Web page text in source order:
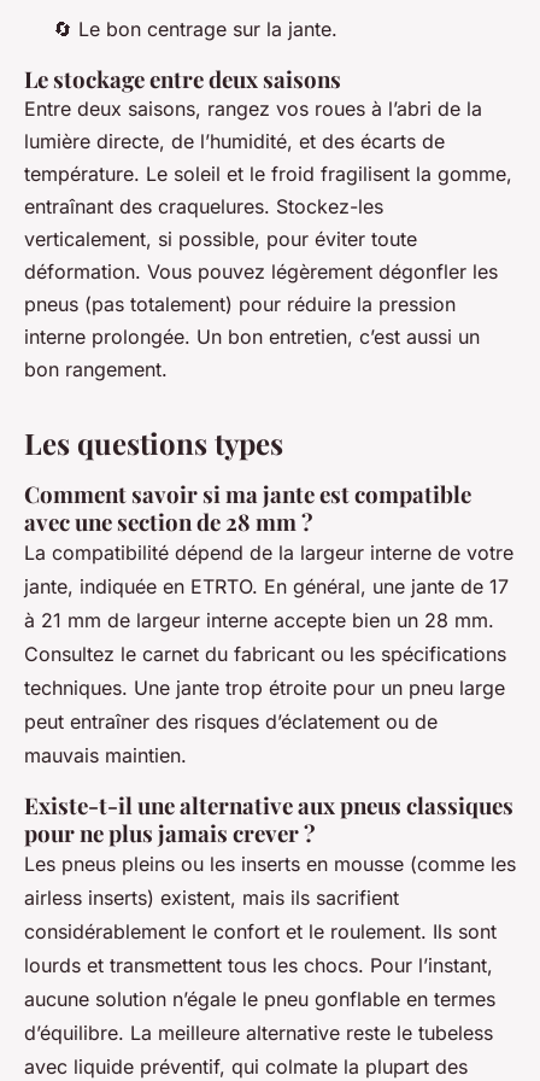
🔄 Le bon centrage sur la jante.
Le stockage entre deux saisons
Entre deux saisons, rangez vos roues à l’abri de la
lumière directe, de l’humidité, et des écarts de
température. Le soleil et le froid fragilisent la gomme,
entraînant des craquelures. Stockez-les
verticalement, si possible, pour éviter toute
déformation. Vous pouvez légèrement dégonfler les
pneus (pas totalement) pour réduire la pression
interne prolongée. Un bon entretien, c’est aussi un
bon rangement.
Les questions types
Comment savoir si ma jante est compatible
avec une section de 28 mm ?
La compatibilité dépend de la largeur interne de votre
jante, indiquée en ETRTO. En général, une jante de 17
à 21 mm de largeur interne accepte bien un 28 mm.
Consultez le carnet du fabricant ou les spécifications
techniques. Une jante trop étroite pour un pneu large
peut entraîner des risques d’éclatement ou de
mauvais maintien.
Existe-t-il une alternative aux pneus classiques
pour ne plus jamais crever ?
Les pneus pleins ou les inserts en mousse (comme les
airless inserts) existent, mais ils sacrifient
considérablement le confort et le roulement. Ils sont
lourds et transmettent tous les chocs. Pour l’instant,
aucune solution n’égale le pneu gonflable en termes
d’équilibre. La meilleure alternative reste le tubeless
avec liquide préventif, qui colmate la plupart des